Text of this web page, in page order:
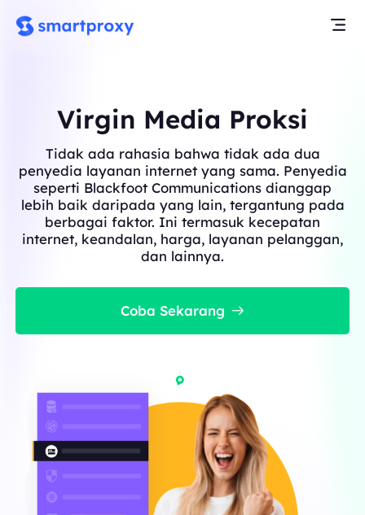
Virgin Media Proksi
Tidak ada rahasia bahwa tidak ada dua
penyedia layanan internet yang sama. Penyedia
seperti Blackfoot Communications dianggap
lebih baik daripada yang lain, tergantung pada
berbagai faktor. Ini termasuk kecepatan
internet, keandalan, harga, layanan pelanggan,
dan lainnya.
Coba Sekarang